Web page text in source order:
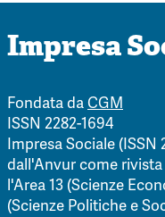
Impresa
Fondata daCGM
ISSN 2282-1694
Impresa Sociale (ISSN
dall'Anvur come rivista
l'Area 13 (Scienze
(Scienze Politiche e